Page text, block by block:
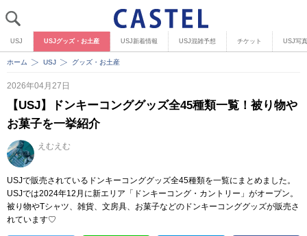
USJ USJグッズ・お土産 USJ新着情報 USJ混雑予想 チケット USJ写
ホーム USJ グッズ・お土産
2026年04月27日
【USJ】ドンキーコンググッズ全45種類一覧！被り物や
お菓子を一挙紹介
えむえむ
USJで販売されているドンキーコンググッズ全45種類を一覧にまとめました。
USJでは2024年12月に新エリア「ドンキーコング・カントリー」がオープン。
被り物やTシャツ、雑貨、文房具、お菓子などのドンキーコンググッズが販売さ
れています♡